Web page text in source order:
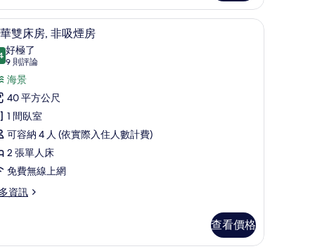
級寢具、客房內保險箱、書桌、筆電工作空間高級寢具、客房內保險箱、書桌、筆電工作空
11雙床房, 非吸煙房
分，滿分 10 分
好極了
9 則評論
(9
則
評
論)
海景
40 平方公尺
1 間臥室
可容納 4 人 (依實際入住人數計費)
2 張單人床
免費無線上網
資訊
查看價格